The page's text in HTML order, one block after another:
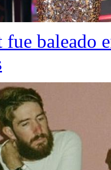
fue baleado